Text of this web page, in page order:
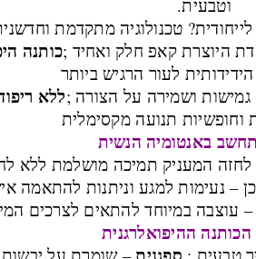
וטבעית.
טכנולוגיה מתקדמת
היוצרת קאפ חלק ואחיד ;כותנה
לעור הרגיש ביותר
ללא
תנועה מקסימלית
באנטומיה הנשית
המעניק תמיכה מושלמת ללא
– נעימות למגע וניתנות להתאמה
עוצבה במיוחד להתאים לצרכים
הכותנה ההיפואלרגנית